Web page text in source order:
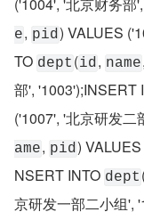
e, pid) VALUES
TO dept (id, name,
部', '1003');INSERT
('1007', '北京研发二
ame, pid)
NSERT INTO dept
京研发一部二小组',